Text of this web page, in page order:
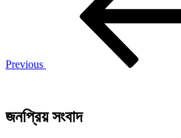
Previous
জনপ্রিয় সংবাদ